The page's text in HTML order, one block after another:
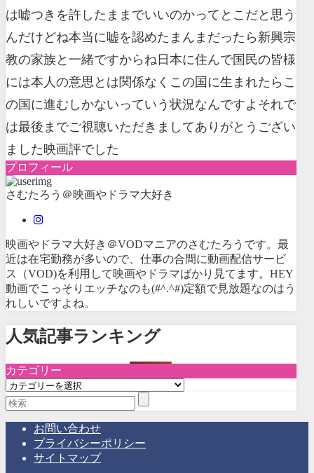
は嘘つきを許したままでいいのかってとこだと思う
んだけどね本当に嘘を認めたまんまだったら新興宗
教の家族と一緒ですからね日本に住んで国民の皆様
には本人の意思とは関係なくこの国に生まれたらこ
の国に進むしかないっていう状況なんですよそれで
は最後までご視聴いただきましてありがとうござい
ました映画評でした
プロフィール
さむたろう＠映画やドラマ大好き
映画やドラマ大好き＠VODマニアのさむたろうです。最
近は在宅勤務が多いので、仕事の合間に動画配信サービ
ス（VOD)を利用して映画やドラマばかり見てます。HEY
動画でこっそりエッチなのも(#^.^#)定額で見放題なのはう
れしいですよね。
人気記事ランキング
カテゴリー
カ
テ
ゴ
お問い合わせ
プライバシーポリシー
サイトマップ